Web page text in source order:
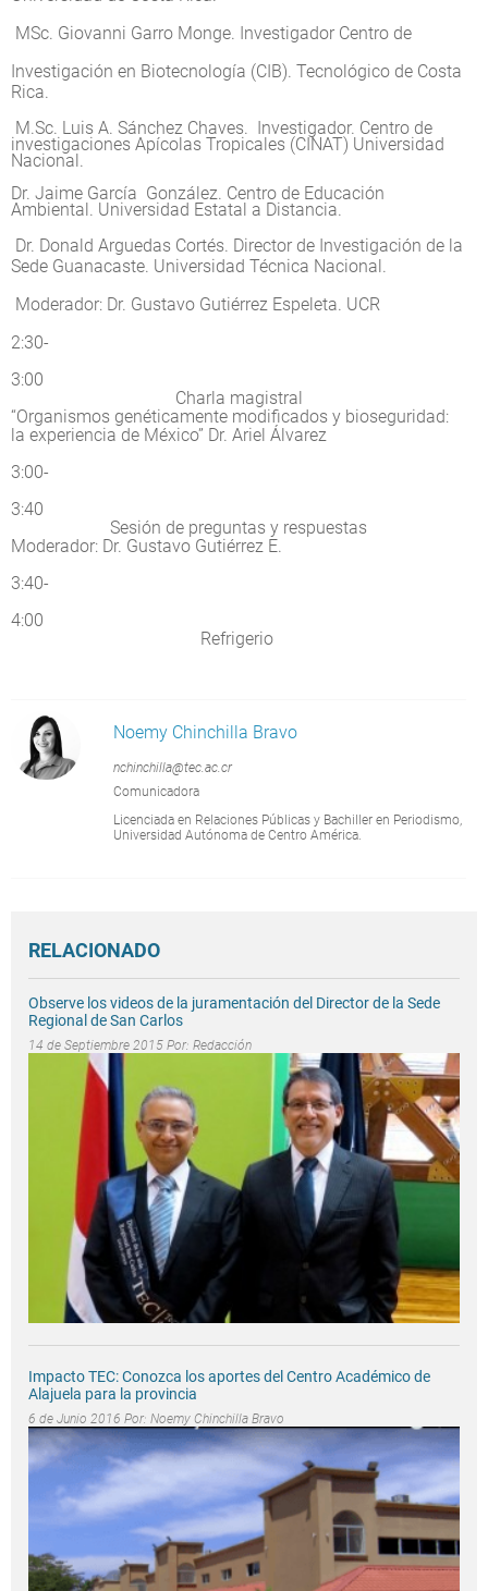
MSc. Giovanni Garro Monge. Investigador Centro de
Investigación en Biotecnología (CIB). Tecnológico de Costa
Rica.
M.Sc. Luis A. Sánchez Chaves. Investigador. Centro de
investigaciones Apícolas Tropicales (CINAT) Universidad
Nacional.
Dr. Jaime García González. Centro de Educación
Ambiental. Universidad Estatal a Distancia.
Dr. Donald Arguedas Cortés. Director de Investigación de la
Sede Guanacaste. Universidad Técnica Nacional.
Moderador: Dr. Gustavo Gutiérrez Espeleta. UCR
2:30-
3:00
Charla magistral
“Organismos genéticamente modificados y bioseguridad:
la experiencia de México” Dr. Ariel Álvarez
3:00-
3:40
Sesión de preguntas y respuestas
Moderador: Dr. Gustavo Gutiérrez E.
3:40-
4:00
Refrigerio
Noemy Chinchilla Bravo
nchinchilla@tec.ac.cr
Comunicadora
Licenciada en Relaciones Públicas y Bachiller en Periodismo,
Universidad Autónoma de Centro América.
RELACIONADO
Observe los videos de la juramentación del Director de la Sede
Regional de San Carlos
14 de Septiembre 2015 Por: Redacción
Impacto TEC: Conozca los aportes del Centro Académico de
Alajuela para la provincia
6 de Junio 2016 Por: Noemy Chinchilla Bravo